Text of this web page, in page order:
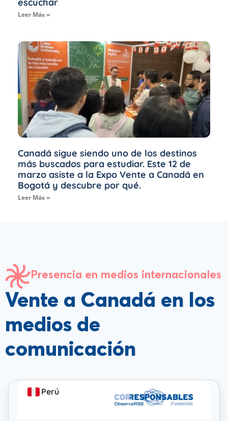
Leer Más »
Canadá sigue siendo uno de los destinos
más buscados para estudiar. Este 12 de
marzo asiste a la Expo Vente a Canadá en
Bogotá y descubre por qué.
Leer Más »
Presencia en medios internacionales
Vente a Canadá en los
medios de
comunicación
Perú